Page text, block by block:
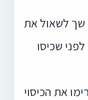
שך לשאול את
שכיסו
את הכיסוי